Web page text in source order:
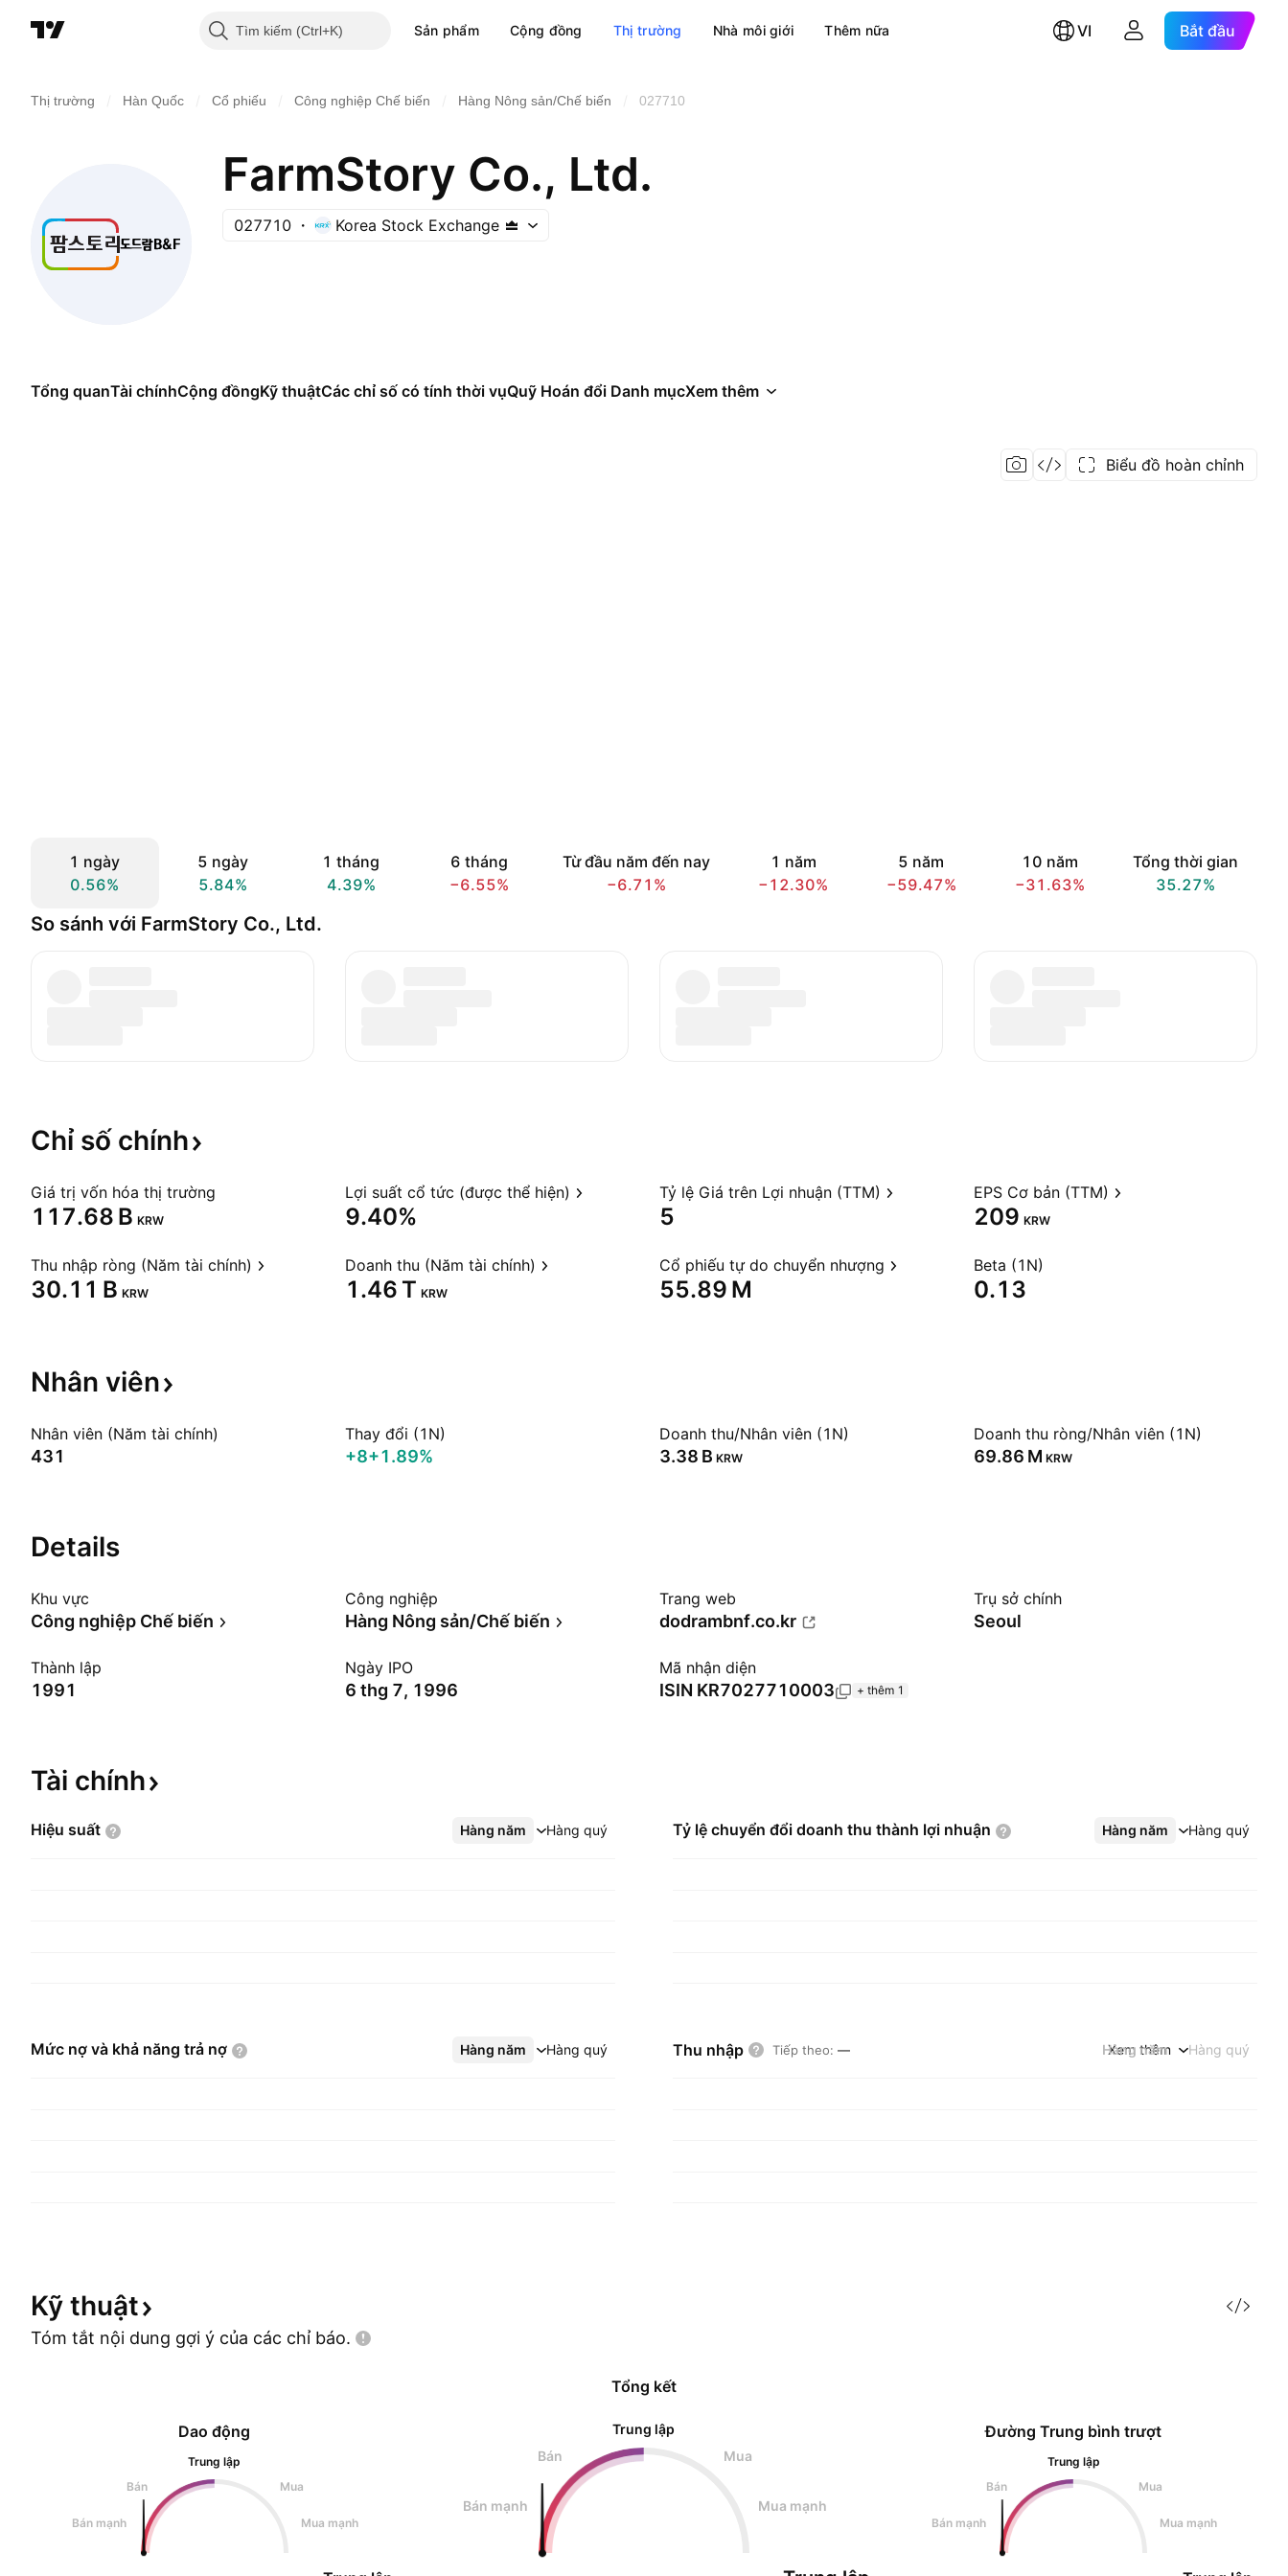
Tìm kiếm Sản phẩm Cộng đồng Thị trường Nhà môi giới Thêm nữa VI Bắt đầu
Thị trường Hàn Quốc Cổ phiếu Công nghiệp Chế biến Hàng Nông sản/Chế biến 027710
FarmStory Co., Ltd.
027710 Korea Stock Exchange
Tổng quanTài chínhCộng đồngKỹ thuậtCác chỉ số có tính thời vụQuỹ Hoán đổi Danh mụcXem thêm
Biểu đồ hoàn chỉnh
1 ngày
0.56%
5 ngày
5.84%
1 tháng
4.39%
6 tháng
−6.55%
Từ đầu năm đến nay
−6.71%
1 năm
−12.30%
5 năm
−59.47%
10 năm
−31.63%
Tổng thời gian
35.27%
So sánh với FarmStory Co., Ltd.
Chỉ số chính
Giá trị vốn hóa thị trường
‪117.68 B‬ KRW
Lợi suất cổ tức (được thể hiện)
9.40%
Tỷ lệ Giá trên Lợi nhuận (TTM)
5
EPS Cơ bản (TTM)
209 KRW
Thu nhập ròng (Năm tài chính)
‪30.11 B‬ KRW
Doanh thu (Năm tài chính)
‪1.46 T‬ KRW
Cổ phiếu tự do chuyển nhượng
‪55.89 M‬
Beta (1N)
0.13
Nhân viên
Nhân viên (Năm tài chính)
431
Thay đổi (1N)
+8+1.89%
Doanh thu/Nhân viên (1N)
‪3.38 B‬ KRW
Doanh thu ròng/Nhân viên (1N)
‪69.86 M‬ KRW
Details
Khu vực
Công nghiệp Chế biến
Công nghiệp
Hàng Nông sản/Chế biến
Trang web
dodrambnf.co.kr
Trụ sở chính
Seoul
Thành lập
1991
Ngày IPO
6 thg 7, 1996
Mã nhận diện
ISIN KR7027710003 + thêm 1
Tài chính
Hiệu suất Hàng năm Hàng quý
Xem thêm Tỷ lệ chuyển đổi doanh thu thành lợi nhuận Hàng năm Hàng quý
Xem thêm
Mức nợ và khả năng trả nợ Hàng năm Hàng quý
Xem thêm Thu nhập Tiếp theo: — Hàng năm Hàng quý
Xem thêm
Kỹ thuật
Tóm tắt nội dung gợi ý của các chỉ báo.
Dao động
Trung lập
Bán
Mua
Bán mạnh Mua mạnh
Tổng kết
Trung lập
Bán
Mua
Bán mạnh Mua mạnh
Đường Trung bình trượt
Trung lập
Bán
Mua
Bán mạnh Mua mạnh